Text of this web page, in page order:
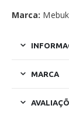
Marca:
MARCA